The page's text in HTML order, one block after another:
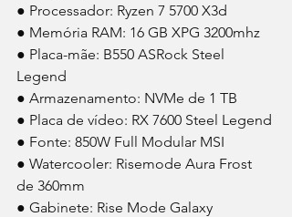
● Processador: Ryzen 7 5700 X3d
● Memória RAM: 16 GB XPG 3200mhz
● Placa-mãe: B550 ASRock Steel
Legend
● Armazenamento: NVMe de 1 TB
● Placa de vídeo: RX 7600 Steel Legend
● Fonte: 850W Full Modular MSI
● Watercooler: Risemode Aura Frost
de 360mm
● Gabinete: Rise Mode Galaxy